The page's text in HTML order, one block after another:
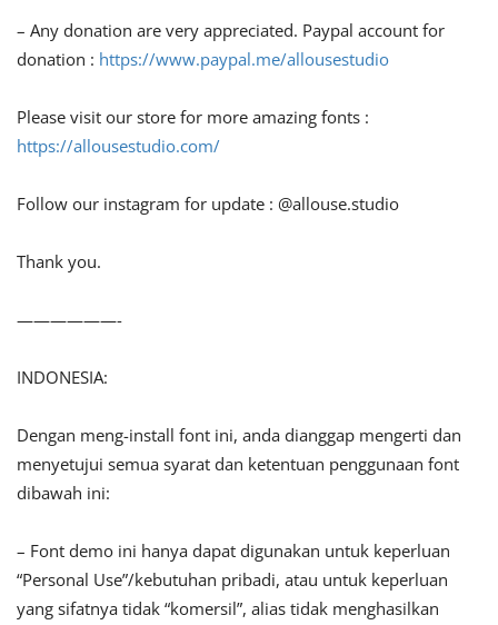
– Any donation are very appreciated. Paypal account for
donation : https://www.paypal.me/allousestudio
Please visit our store for more amazing fonts :
https://allousestudio.com/
Follow our instagram for update : @allouse.studio
Thank you.
——————-
INDONESIA:
Dengan meng-install font ini, anda dianggap mengerti dan
menyetujui semua syarat dan ketentuan penggunaan font
dibawah ini:
– Font demo ini hanya dapat digunakan untuk keperluan
“Personal Use”/kebutuhan pribadi, atau untuk keperluan
yang sifatnya tidak “komersil”, alias tidak menghasilkan